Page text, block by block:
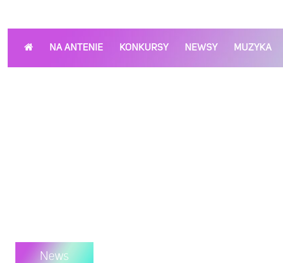
NA ANTENIE KONKURSY NEWSY MUZYKA
News